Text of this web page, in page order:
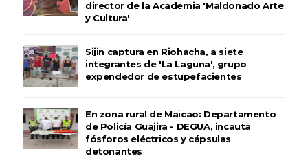
director de la Academia 'Maldonado Arte
y Cultura'
Sijin captura en Riohacha, a siete
integrantes de 'La Laguna', grupo
expendedor de estupefacientes
En zona rural de Maicao: Departamento
de Policía Guajira - DEGUA, incauta
fósforos eléctricos y cápsulas
detonantes